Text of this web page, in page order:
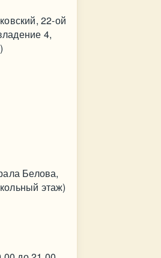
22-ой
4,
Белова,
этаж)